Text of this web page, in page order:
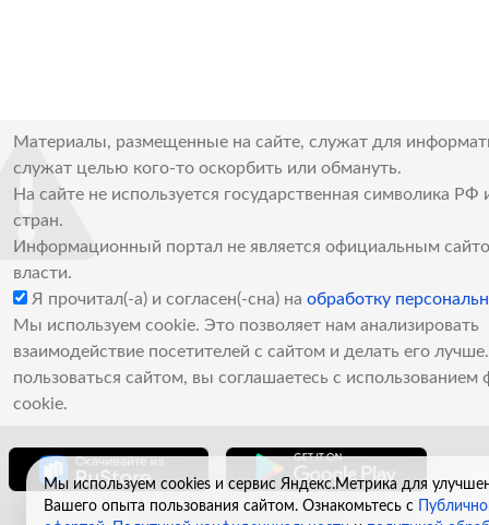
Материалы, размещенные на сайте, служат для
служат целью кого-то оскорбить или обмануть.
На сайте не используется государственная символика РФ
стран.
Информационный портал не является официальным
власти.
Я прочитал(-а) и согласен(-сна) на обработку
Мы используем cookie. Это позволяет нам анализировать
взаимодействие посетителей с сайтом и делать его
пользоваться сайтом, вы соглашаетесь с использованием
cookie.
Мы используем cookies и сервис Яндекс.Метрика для
Вашего опыта пользования сайтом. Ознакомьтесь с